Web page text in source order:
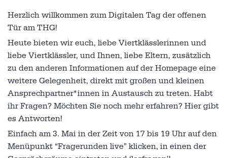
Herzlich willkommen zum Digitalen Tag der offenen
Tür am THG!
Heute bieten wir euch, liebe Viertklässlerinnen und
liebe Viertklässler, und Ihnen, liebe Eltern, zusätzlich
zu den anderen Informationen auf der Homepage eine
weitere Gelegenheit, direkt mit großen und kleinen
Ansprechpartner*innen in Austausch zu treten. Habt
ihr Fragen? Möchten Sie noch mehr erfahren? Hier gibt
es Antworten!
Einfach am 3. Mai in der Zeit von 17 bis 19 Uhr auf den
Menüpunkt “Fragerunden live” klicken, in einen der